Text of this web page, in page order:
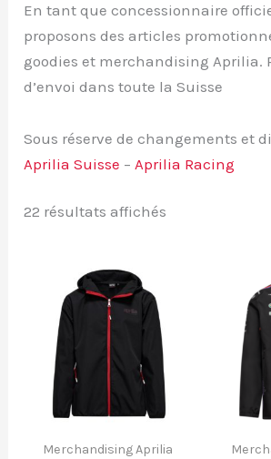
En tant que concessionnaire
proposons des articles
goodies et merchandising Aprilia.
d’envoi dans toute la Suisse
Sous réserve de changements et
Aprilia Suisse –Aprilia Racing
22 résultats affichés
Merchandising Aprilia